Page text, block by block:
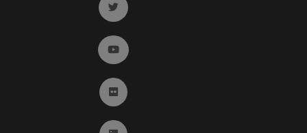
Ir a twitter (abre en ventana nueva)
Ir a YouTube (abre en ventana nueva)
Ir a Flickr (abre en ventana nueva)